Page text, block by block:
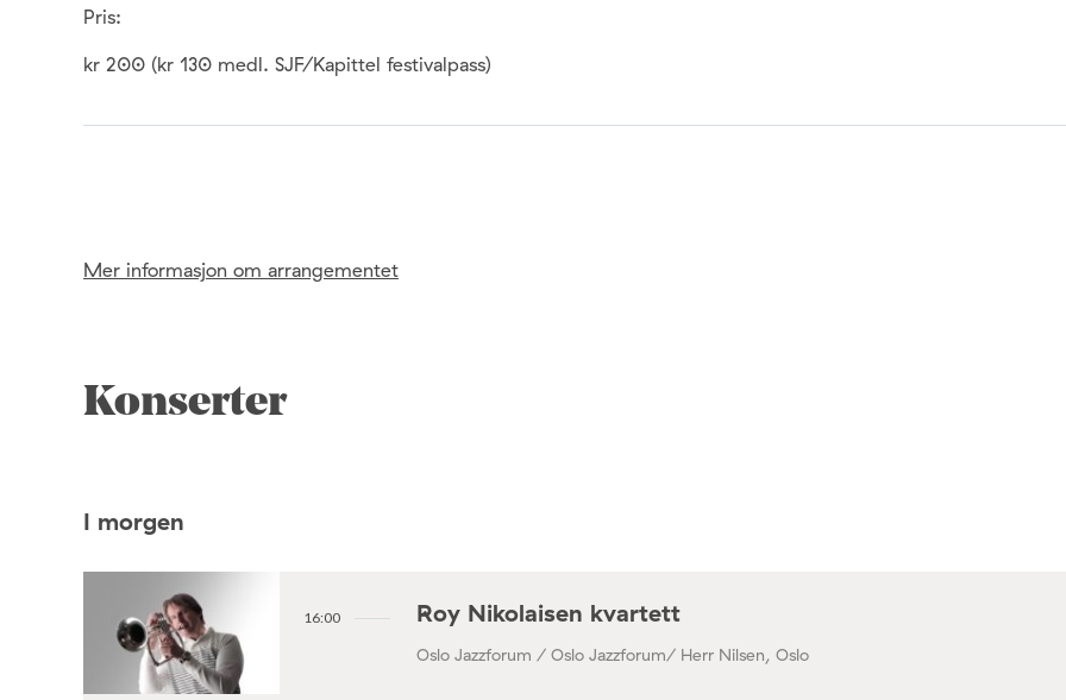
Pris:
kr 200 (kr 130 medl. SJF/Kapittel festivalpass)
Mer informasjon om arrangementet
Konserter
I morgen
16:00 Roy Nikolaisen kvartett
Oslo Jazzforum / Oslo Jazzforum/ Herr Nilsen, Oslo